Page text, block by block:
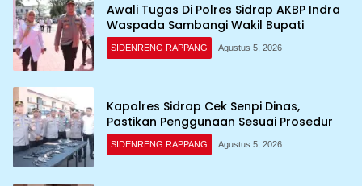
Awali Tugas Di Polres Sidrap AKBP Indra
Waspada Sambangi Wakil Bupati
SIDENRENG RAPPANG Agustus 5, 2026
Kapolres Sidrap Cek Senpi Dinas,
Pastikan Penggunaan Sesuai Prosedur
SIDENRENG RAPPANG Agustus 5, 2026